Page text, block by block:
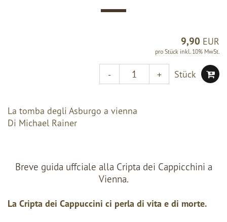
9,90 EUR
pro Stück inkl. 10% MwSt.
- + Stück
La tomba degli Asburgo a vienna
Di Michael Rainer
Breve guida uffciale alla Cripta dei Cappicchini a
Vienna.
La Cripta dei Cappuccini ci perla di vita e di morte.